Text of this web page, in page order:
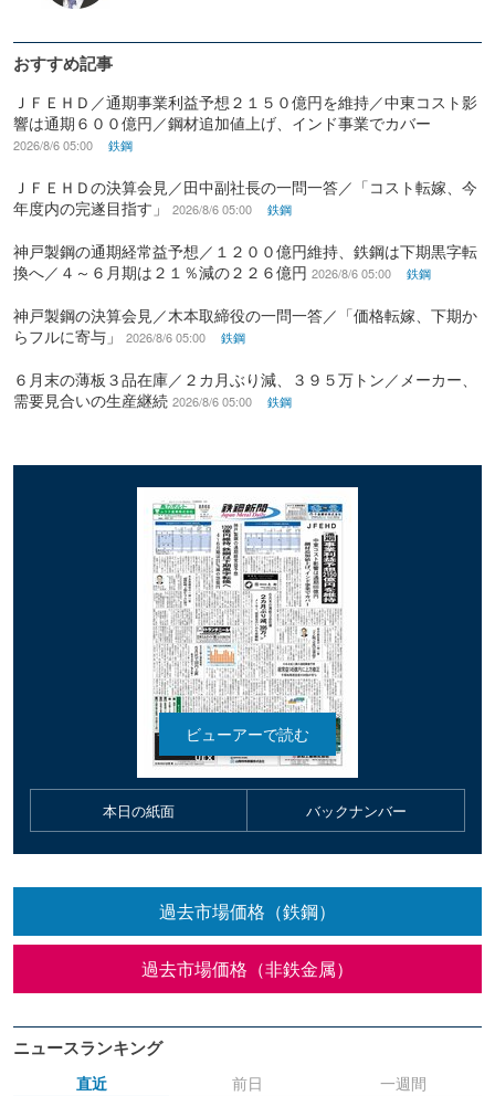
おすすめ記事
ＪＦＥＨＤ／通期事業利益予想２１５０億円を維持／中東コスト影
響は通期６００億円／鋼材追加値上げ、インド事業でカバー
2026/8/6 05:00 鉄鋼
ＪＦＥＨＤの決算会見／田中副社長の一問一答／「コスト転嫁、今
年度内の完遂目指す」
2026/8/6 05:00 鉄鋼
神戸製鋼の通期経常益予想／１２００億円維持、鉄鋼は下期黒字転
換へ／４～６月期は２１％減の２２６億円 2026/8/6 05:00 鉄鋼
神戸製鋼の決算会見／木本取締役の一問一答／「価格転嫁、下期か
らフルに寄与」
2026/8/6 05:00 鉄鋼
６月末の薄板３品在庫／２カ月ぶり減、３９５万トン／メーカー、
需要見合いの生産継続 2026/8/6 05:00 鉄鋼
本日の紙面 バックナンバー
過去市場価格（鉄鋼）
過去市場価格（非鉄金属）
ニュースランキング
直近
前日 一週間